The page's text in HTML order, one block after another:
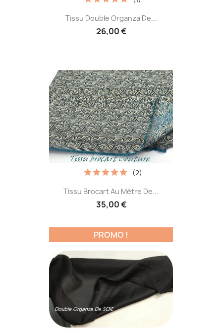
Tissu Double Organza De...
26,00 €
Tissu Brocart Au Mètre De...
35,00 €
(2)
PROMO !